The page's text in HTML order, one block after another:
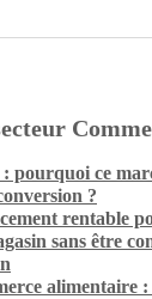
pourquoi ce
?
rentable
sans être
alimentaire